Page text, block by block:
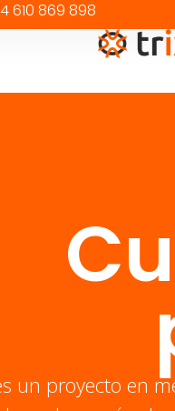
610 869 898
un proyecto en